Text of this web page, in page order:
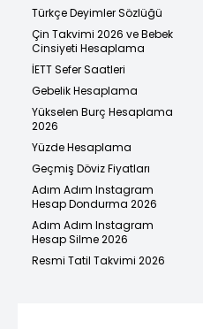
Türkçe Deyimler Sözlüğü
Çin Takvimi 2026 ve Bebek
Cinsiyeti Hesaplama
İETT Sefer Saatleri
Gebelik Hesaplama
Yükselen Burç Hesaplama
2026
Yüzde Hesaplama
Geçmiş Döviz Fiyatları
Adım Adım Instagram
Hesap Dondurma 2026
Adım Adım Instagram
Hesap Silme 2026
Resmi Tatil Takvimi 2026